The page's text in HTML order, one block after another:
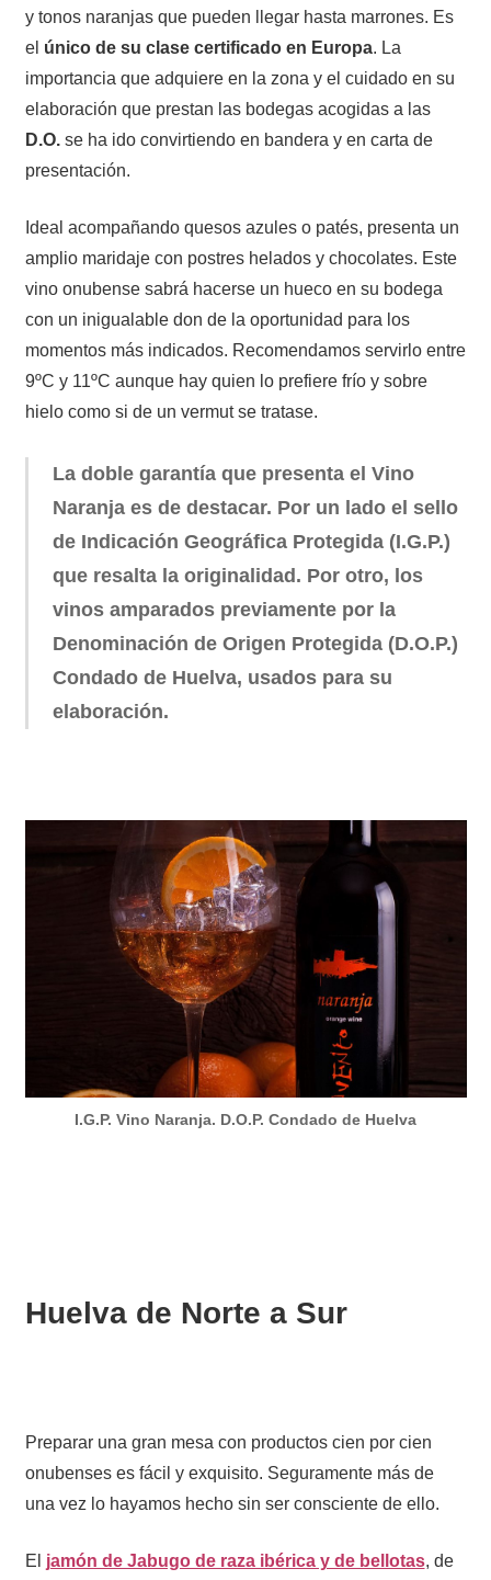
y tonos naranjas que pueden llegar hasta marrones. Es
el único de su clase certificado en Europa. La
importancia que adquiere en la zona y el cuidado en su
elaboración que prestan las bodegas acogidas a las
D.O.se ha ido convirtiendo en bandera y en carta de
presentación.
Ideal acompañando quesos azules o patés, presenta un
amplio maridaje con postres helados y chocolates. Este
vino onubense sabrá hacerse un hueco en su bodega
con un inigualable don de la oportunidad para los
momentos más indicados. Recomendamos servirlo entre
9ºC y 11ºC aunque hay quien lo prefiere frío y sobre
hielo como si de un vermut se tratase.
La doble garantía que presenta el Vino
Naranja es de destacar. Por un lado el sello
de Indicación Geográfica Protegida (I.G.P.)
que resalta la originalidad. Por otro, los
vinos amparados previamente por la
Denominación de Origen Protegida (D.O.P.)
Condado de Huelva, usados para su
elaboración.
I.G.P. Vino Naranja. D.O.P. Condado de Huelva
Huelva de Norte a Sur
Preparar una gran mesa con productos cien por cien
onubenses es fácil y exquisito. Seguramente más de
una vez lo hayamos hecho sin ser consciente de ello.
El jamón de Jabugo de raza ibérica y de bellotas, de